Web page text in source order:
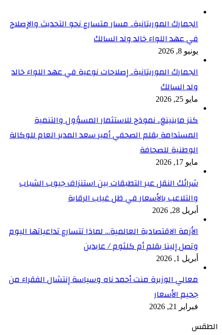
الجمارك الموريتانية.. مسار متسارع نحو التحديث والإصلاح
في عهد اللواء خالد ولد السالك
يونيو 8, 2026
الجمارك الموريتانية.. إصلاحات نوعية في عهد اللواء خالد
ولد السالك
مايو 25, 2026
كنز ماينينغ.. نموذج للاستثمار المسؤول والتنمية
المستدامة بقلم الصحفي أمير سعد المدير العام للوكالة
الوطنية للصحافة
مايو 17, 2026
شرائك النقل عبر التطبقات بين استنزاف جيوب الشباب
والتلاعب بالأسعار في ظل غياب الرقابة
أبريل 28, 2026
الأزمة الاقتصادية العالمية… لماذا تتسارع تداعياتها اليوم
وتصل إلينا بقلم أم كلثوم / عابدين
أبريل 1, 2026
معالي الوزيرة منت أحمد ناه وسياسة إنتشال الفقراء من
جحيم الأسعار
فبراير 21, 2026
الطقس